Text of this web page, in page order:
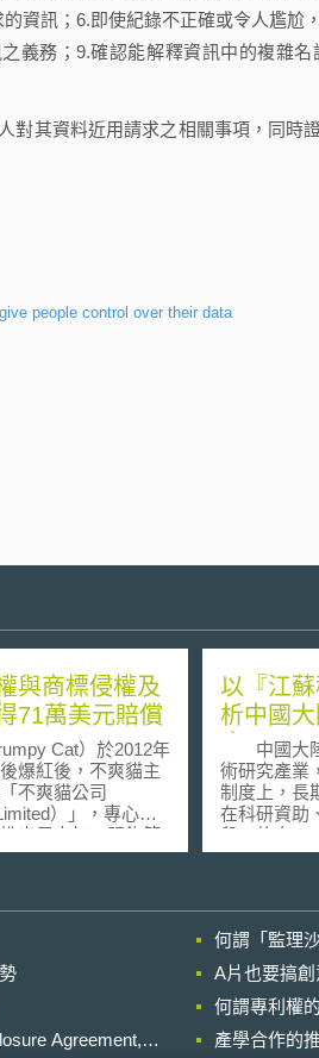
資訊；6.即使紀錄不正確或令人尷尬
義務；9.確認能解釋資訊中的複雜名
其資料近用請求之相關事項，同時
people control over their data
與商標侵權及
71萬美元賠償
Cat）於2012年
爆紅後，不爽貓主
不爽貓公司
）」，專心經
出馬克杯、服飾等
與各類跨界合作
Grumppuccino」
圖像之冰咖啡品
「不爽貓公司」發
在烘焙咖啡與T恤
定之使用範圍，而
司」提出著作權及
以『江
析中國
中國大陸
術研究產業
制度上，長
在科研資助
段。故自
正關於科研
體制機制改
策》(下簡
條』)，並
此次江蘇
實中央對科
獎勵與容錯
何謂「監理
A片也要搞
何謂專利權
Agreement,
產學合作的